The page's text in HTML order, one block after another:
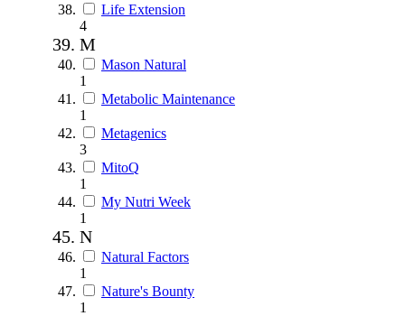
Life Extension
4
M
Mason Natural
1
Metabolic Maintenance
1
Metagenics
3
MitoQ
1
My Nutri Week
1
N
Natural Factors
1
Nature's Bounty
1